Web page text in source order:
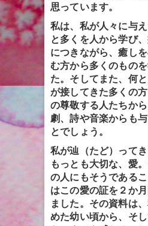
思っています。
私は、私が人々に与
と多くを人から学び
につきながら、癒し
む方から多くのもの
た。そしてまた、何
が接してきた多くの
の尊敬する人たちか
劇、詩や音楽からも
とでしょう。
私が辿（たど）って
もっとも大切な、愛
の人にもそうである
はこの愛の証を２か
ました。その資料は
めた幼い頃から、そ